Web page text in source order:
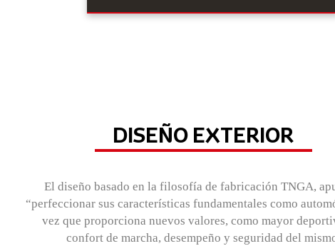
DISEÑO EXTERIOR
El diseño basado en la filosofía de fabricación TNGA,
“perfeccionar sus características fundamentales como
vez que proporciona nuevos valores, como mayor
confort de marcha, desempeño y seguridad del